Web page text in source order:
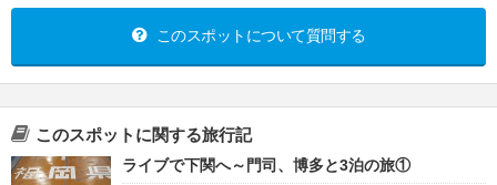
このスポットについて質問する
このスポットに関する旅行記
ライブで下関へ～門司、博多と3泊の旅①